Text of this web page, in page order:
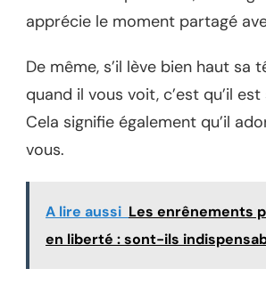
apprécie le moment partagé
De même, s’il lève bien haut sa
quand il vous voit, c’est qu’il
Cela signifie également qu’il
vous.
A lire aussi Les enrênements
en liberté : sont-ils